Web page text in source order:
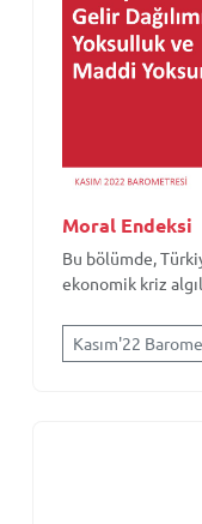
Moral Endeksi
Bu bölümde,
ekonomik kriz
Kasım'22